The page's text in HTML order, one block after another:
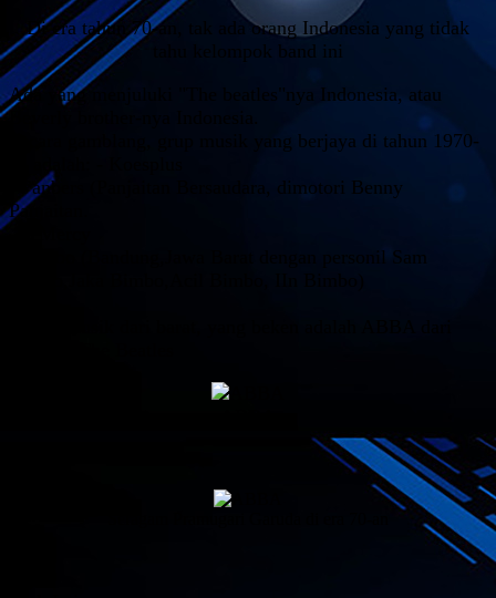
Di era tahun 70-an, tak ada orang Indonesia yang tidak
tahu kelompok band ini
Ada yang menjuluki "The beatles"nya Indonesia, atau
Beverly brother-nya Indonesia.
Secara gamblang, grup musik yang berjaya di tahun 1970-
- Panbers (Panjaitan Bersaudara, dimotori Benny
Panjaitan.
- Bimbo (Bandung,Jawa Barat dengan personil Sam